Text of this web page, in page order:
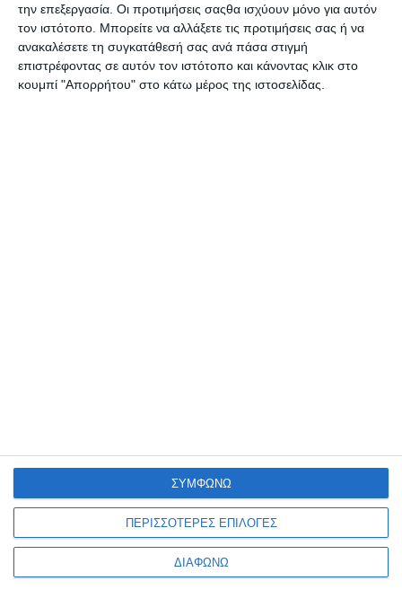
την επεξεργασία. Οι προτιμήσεις σαςθα ισχύουν μόνο για αυτόν
τον ιστότοπο. Μπορείτε να αλλάξετε τις προτιμήσεις σας ή να
ανακαλέσετε τη συγκατάθεσή σας ανά πάσα στιγμή
επιστρέφοντας σε αυτόν τον ιστότοπο και κάνοντας κλικ στο
κουμπί "Απορρήτου" στο κάτω μέρος της ιστοσελίδας.
ΠΕΡΙΣΣΟΤΕΡΕΣ ΕΠΙΛΟΓΕΣ
ΔΙΑΦΩΝΩ
ΣΥΜΦΩΝΩ
Ενημερωτικό δελτίο
VIRTUAL TOUR